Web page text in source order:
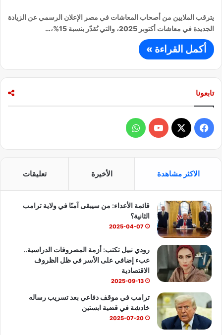
يترقب الملايين من أصحاب المعاشات في مصر الإعلان الرسمي عن الزيادة
الجديدة في معاشات أكتوبر 2025، والتي تُقدّر بنسبة 15%،…
أكمل القراءة »
تابعونا
ي
و
ك
X
Y
T
u
e
ا
ا
ب
الاكثر مشاهدة الأخيرة تعليقات
قائمة الأعداء: من سيبقى آمنًا في ولاية ترامب
الثانية؟
2025-04-07
رودي نبيل تكتب: أزمة المصروفات الدراسية..
عبء إضافي على الأسر في ظل الظروف
الاقتصادية
2025-09-13
ترامب في موقف دفاعي بعد تسريب رساله
خادشة في قضية ابستين
2025-07-20